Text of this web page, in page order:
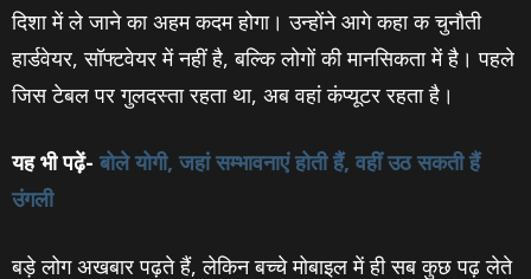
दिशा में ले जाने का अहम कदम होगा। उन्‍होंने आगे कहा क चुनौती
हार्डवेयर, सॉफ्टवेयर में नहीं है, बल्कि लोगों की मानसिकता में है। पहले
जिस टेबल पर गुलदस्ता रहता था, अब वहां कंप्यूटर रहता है।
यह भी पढ़ें- बोले योगी, जहां सम्भावनाएं होती हैं, वहीं उठ सकती हैं
उंगली
बड़े लोग अखबार पढ़ते हैं, लेकिन बच्चे मोबाइल में ही सब कुछ पढ़ लेते